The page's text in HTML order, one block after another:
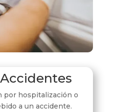
por hospitalización o
a un accidente.